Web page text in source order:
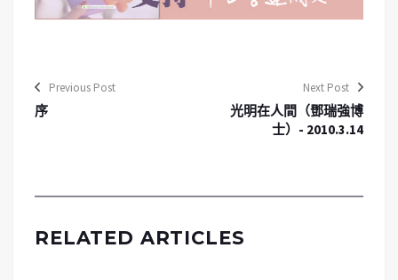
Previous Post
序
Next Post
光明在人間（鄧瑞強博
士）- 2010.3.14
RELATED ARTICLES